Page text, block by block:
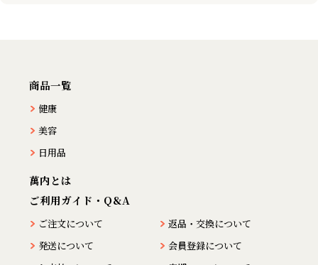
商品一覧
健康
美容
日用品
萬内とは
ご利用ガイド・Q&A
ご注文について
返品・交換について
発送について
会員登録について